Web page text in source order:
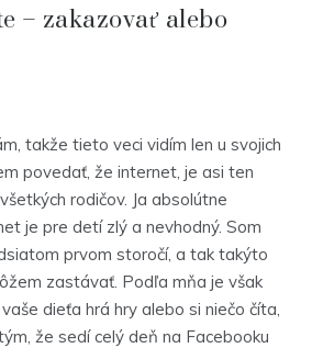
– zakazovať alebo
takže tieto veci vidím len u svojich
povedať, že internet, je asi ten
rodičov. Ja absolútne
je pre detí zlý a nevhodný. Som
prvom storočí, a tak takýto
zastávať. Podľa mňa je však
dieťa hrá hry alebo si niečo číta,
že sedí celý deň na Facebooku